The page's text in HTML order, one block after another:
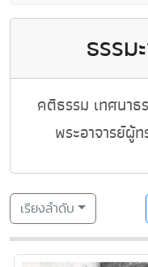
ธรร
คติธรรม เทศนาธ
พระอาจารย์ผู้
เรียงลำดับ